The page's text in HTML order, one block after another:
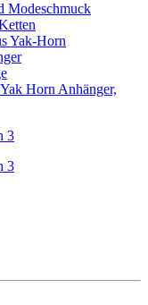
Modeschmuck
Yak-Horn
Yak Horn Anhänger,